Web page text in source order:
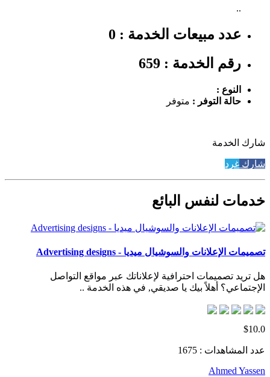
..
عدد مبيعات الخدمة : 0
رقم الخدمة : 659
النوع :
حالة التوفر : متوفر
شارك الخدمة
شارك غرد
خدمات لنفس البائع
تصميمات الإعلانات والسوشيال ميديا - Advertising designs
هل تريد تصميمات احترافية لإعلاناتك عبر مواقع التواصل
الإجتماعي؟ أهلاً بيك يا صديقي, في هذه الخدمة ..
$10.0
عدد المشاهدات : 1675
Ahmed Yassen